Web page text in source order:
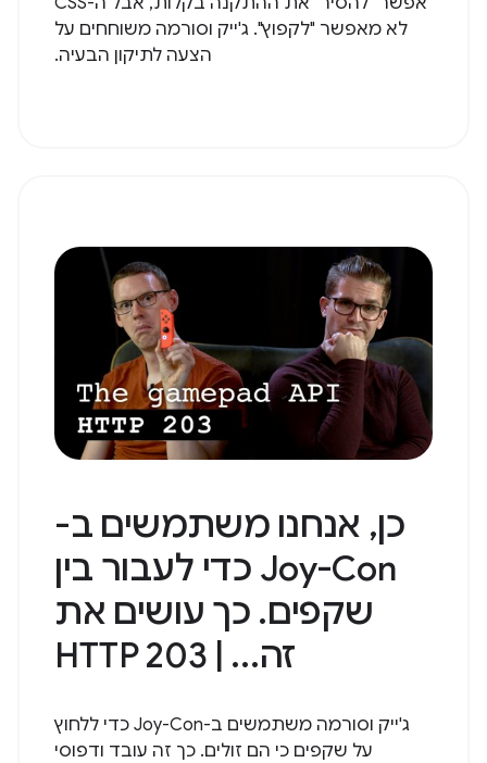
לא מאפשר "לקפוץ". ג'ייק וסורמה משוחחים על
הצעה לתיקון הבעיה.
כן, אנחנו משתמשים ב-
Joy-Con כדי לעבור בין
שקפים. כך עושים את
זה... | HTTP 203
ג'ייק וסורמה משתמשים ב-Joy-Con כדי ללחוץ
על שקפים כי הם זולים. כך זה עובד ודפוסי